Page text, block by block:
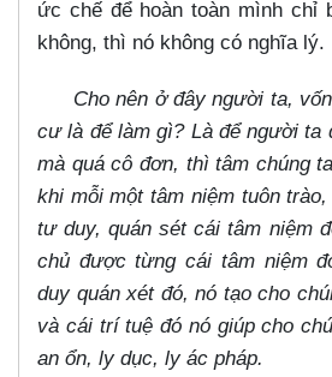
ức chế để hoàn toàn mình chỉ
không, thì nó không có nghĩa lý.
Cho nên ở đây người ta,
cư là để làm gì? Là để người ta
mà quá cô đơn, thì tâm chúng
khi mỗi một tâm niệm tuôn
tư duy, quán sét cái tâm niệm
chủ được từng cái tâm niệm
duy quán xét đó, nó tạo cho
và cái trí tuệ đó nó giúp cho
an ổn, ly dục, ly ác pháp.